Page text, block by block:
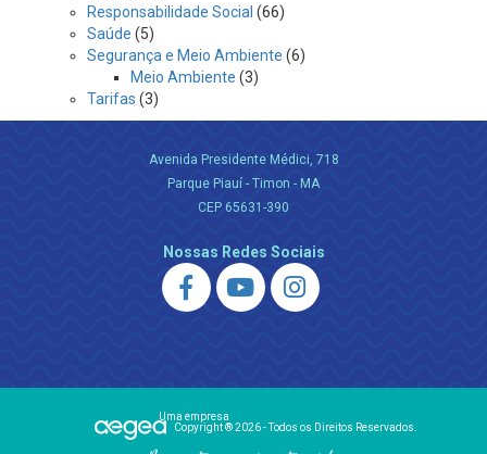
Responsabilidade Social (66)
Saúde (5)
Segurança e Meio Ambiente (6)
Meio Ambiente (3)
Tarifas (3)
Avenida Presidente Médici, 718
Parque Piauí - Timon - MA
CEP 65631-390
Nossas Redes Sociais
Uma empresa
Copyright ® 2026 - Todos os Direitos Reservados.